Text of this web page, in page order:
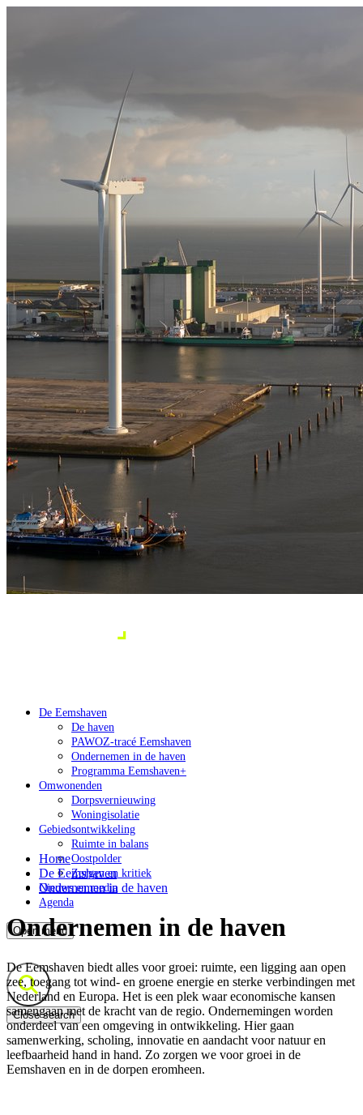
De Eemshaven
De haven
PAWOZ-tracé Eemshaven
Ondernemen in de haven
Programma Eemshaven+
Omwonenden
Dorpsvernieuwing
Woningisolatie
Gebiedsontwikkeling
Ruimte in balans
Oostpolder
Zorgen en kritiek
Nieuws en media
Agenda
Open menu
Close search
Home
De Eemshaven
Ondernemen in de haven
Ondernemen in de haven
De Eemshaven biedt alles voor groei: ruimte, een ligging aan open
zee, toegang tot wind- en groene energie en sterke verbindingen met
Nederland en Europa. Het is een plek waar economische kansen
samengaan met de kracht van de regio. Ondernemingen worden
onderdeel van een omgeving in ontwikkeling. Hier gaan
samenwerking, scholing, innovatie en aandacht voor natuur en
leefbaarheid hand in hand. Zo zorgen we voor groei in de
Eemshaven en in de dorpen eromheen.